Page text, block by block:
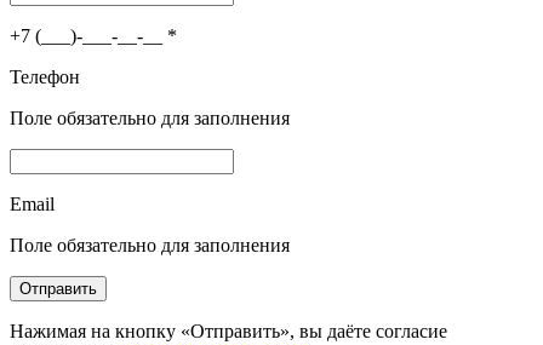
+7 (___)-___-__-__ *
Телефон
Поле обязательно для заполнения
Email
Поле обязательно для заполнения
Отправить
Нажимая на кнопку «Отправить», вы даёте согласие